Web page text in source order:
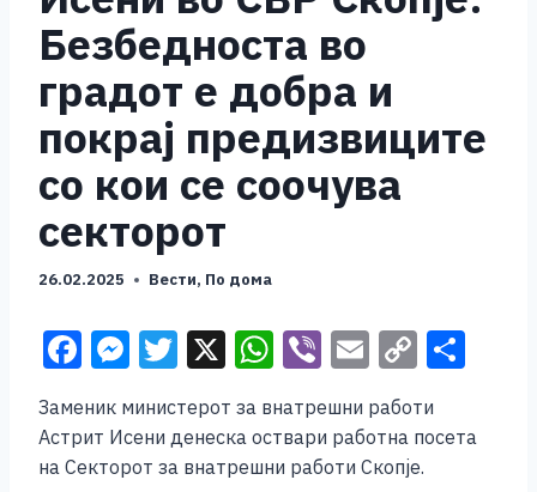
Безбедноста во
градот е добра и
покрај предизвиците
со кои се соочува
секторот
26.02.2025 Вести, По дома
F
c
e
M
ss
e
T
tt
er
X W
at
s
Vi
er
E
m
ai
l
C
p
y
ar
Заменик министерот за внатрешни работи
Астрит Исени денеска оствари работна посета
на Секторот за внатрешни работи Скопје.